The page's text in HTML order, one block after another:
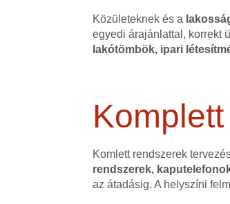
Közületeknek és a
egyedi árajánlattal, korrekt
lakótömbök, ipari
Komlett rendszerek
rendszerek,
az átadásig. A helyszíni